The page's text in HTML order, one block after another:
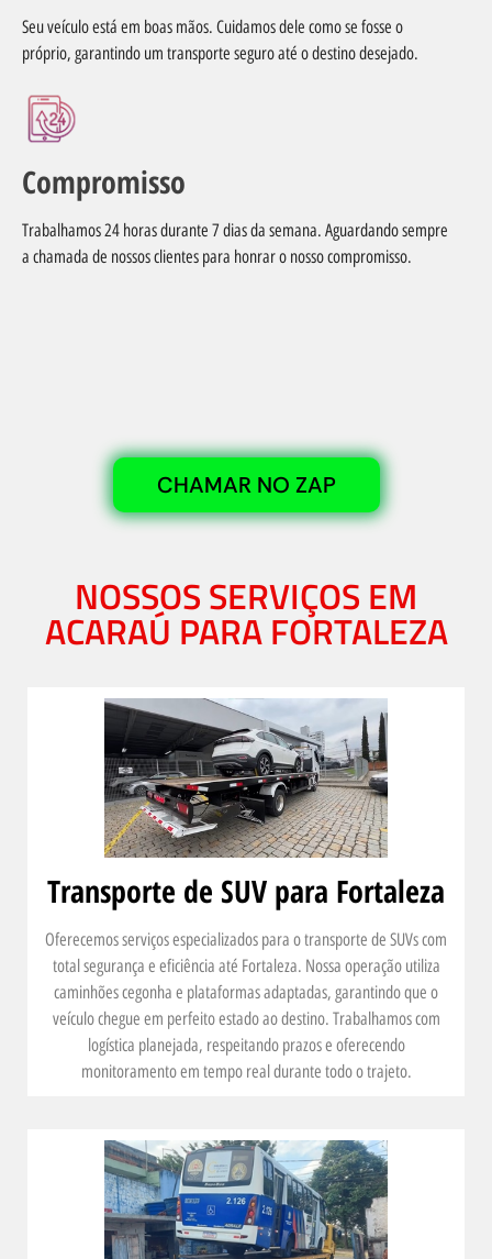
Seu veículo está em boas mãos. Cuidamos dele como se fosse o
próprio, garantindo um transporte seguro até o destino desejado.
Compromisso
Trabalhamos 24 horas durante 7 dias da semana. Aguardando sempre
a chamada de nossos clientes para honrar o nosso compromisso.
CHAMAR NO ZAP
NOSSOS SERVIÇOS EM
ACARAÚ PARA FORTALEZA
Transporte de SUV para Fortaleza
Oferecemos serviços especializados para o transporte de SUVs com
total segurança e eficiência até Fortaleza. Nossa operação utiliza
caminhões cegonha e plataformas adaptadas, garantindo que o
veículo chegue em perfeito estado ao destino. Trabalhamos com
logística planejada, respeitando prazos e oferecendo
monitoramento em tempo real durante todo o trajeto.